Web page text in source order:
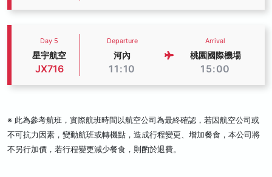
Day 5
星宇航空
JX716
Departure
河內
11:10
Arrival
桃園國際機場
15:00
※ 此為參考航班，實際航班時間以航空公司為最終確認，若因航空公司或
不可抗力因素，變動航班或轉機點，造成行程變更、增加餐食，本公司將
不另行加價，若行程變更減少餐食，則酌於退費。